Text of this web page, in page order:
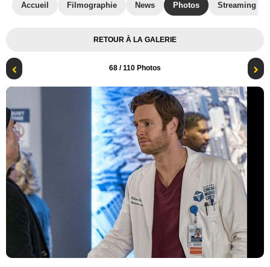
Accueil Filmographie News Photos Streaming
RETOUR À LA GALERIE
68 / 110 Photos